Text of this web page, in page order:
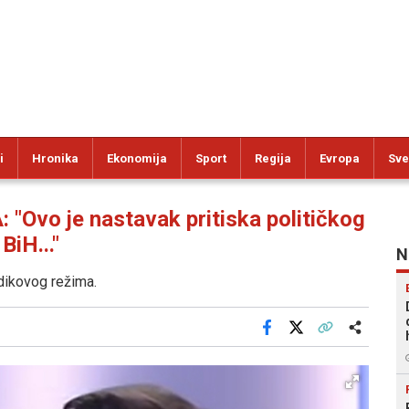
Hronika Ekonomija Sport Regija Evropa
"Ovo je nastavak pritiska političkog
režima.
Facebook